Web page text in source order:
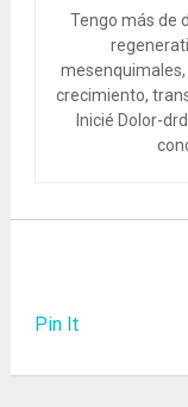
Tengo más de
crecimiento,
Inicié Dolor-
Pin It